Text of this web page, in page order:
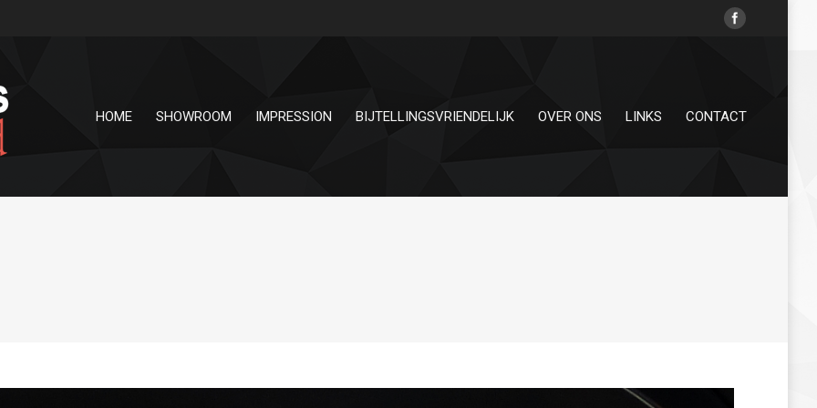
HOME SHOWROOM IMPRESSION BIJTELLINGSVRIENDELIJK OVER ONS LINKS CONTACT